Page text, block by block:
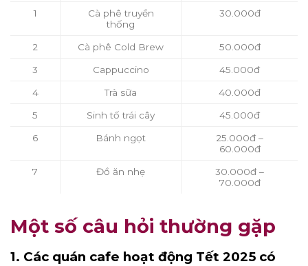
1
Cà phê truyền
thống
30.000đ
2 Cà phê Cold Brew 50.000đ
3 Cappuccino 45.000đ
4 Trà sữa 40.000đ
5 Sinh tố trái cây 45.000đ
6 Bánh ngọt
25.000đ –
60.000đ
7 Đồ ăn nhẹ
30.000đ –
70.000đ
Một số câu hỏi thường gặp
1. Các quán cafe hoạt động Tết 2025 có